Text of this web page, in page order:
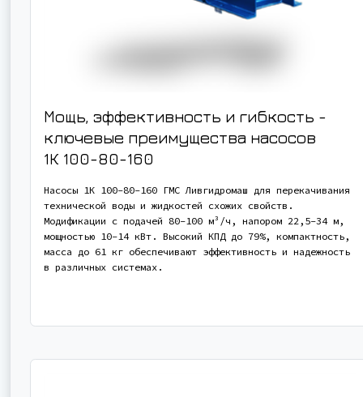
Мощь, эффективность и гибкость -
ключевые преимущества насосов
1К 100-80-160
Насосы 1К 100-80-160 ГМС Ливгидромаш для перекачивания
технической воды и жидкостей схожих свойств.
Модификации с подачей 80-100 м³/ч, напором 22,5-34 м,
мощностью 10-14 кВт. Высокий КПД до 79%, компактность,
масса до 61 кг обеспечивают эффективность и надежность
в различных системах.